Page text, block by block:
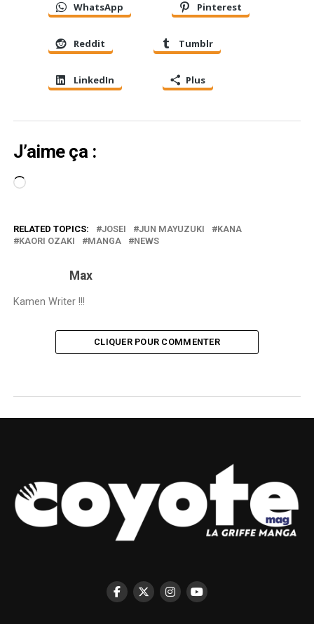
WhatsApp Pinterest
Reddit Tumblr
LinkedIn Plus
J’aime ça :
Chargement…
RELATED TOPICS: JOSEI JUN MAYUZUKI
KANA
KAORI OZAKI
MANGA NEWS
Max
Kamen Writer !!!
CLIQUER POUR COMMENTER